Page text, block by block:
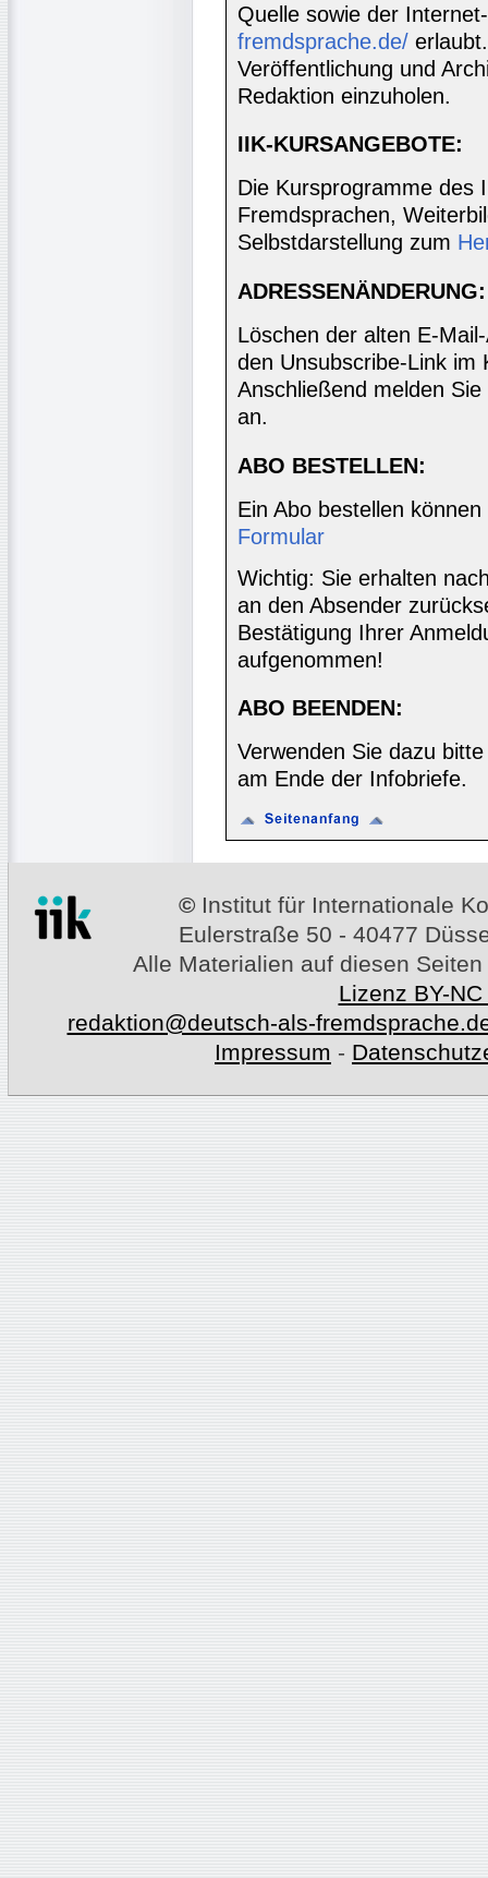
Quelle sowie der
fremdsprache.de/
Veröffentlichung und
Redaktion einzuholen.
IIK-KURSANGEBOTE:
Die Kursprogramme des
Fremdsprachen,
Selbstdarstellung zum
ADRESSENÄNDERUNG:
Löschen der alten E-
den Unsubscribe-Link im
Anschließend melden
an.
ABO BESTELLEN:
Ein Abo bestellen
Formular
Wichtig: Sie erhalten
an den Absender
Bestätigung Ihrer
aufgenommen!
ABO BEENDEN:
Verwenden Sie dazu
am Ende der Infobriefe.
© Institut für Internationale
Eulerstraße 50 - 40477
Alle Materialien auf diesen
Lizenz BY-
redaktion@deutsch-als-
Impressum -